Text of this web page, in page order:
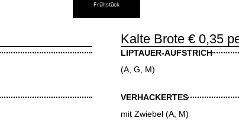
Frühstück
Kalte Brote € 0,35
LIPTAUER-AUFSTRICH
(A, G, M)
VERHACKERTES
mit Zwiebel (A, M)